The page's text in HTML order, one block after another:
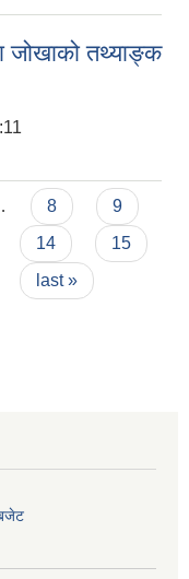
जोखाको तथ्याङ्क
8
9
14
15
last »